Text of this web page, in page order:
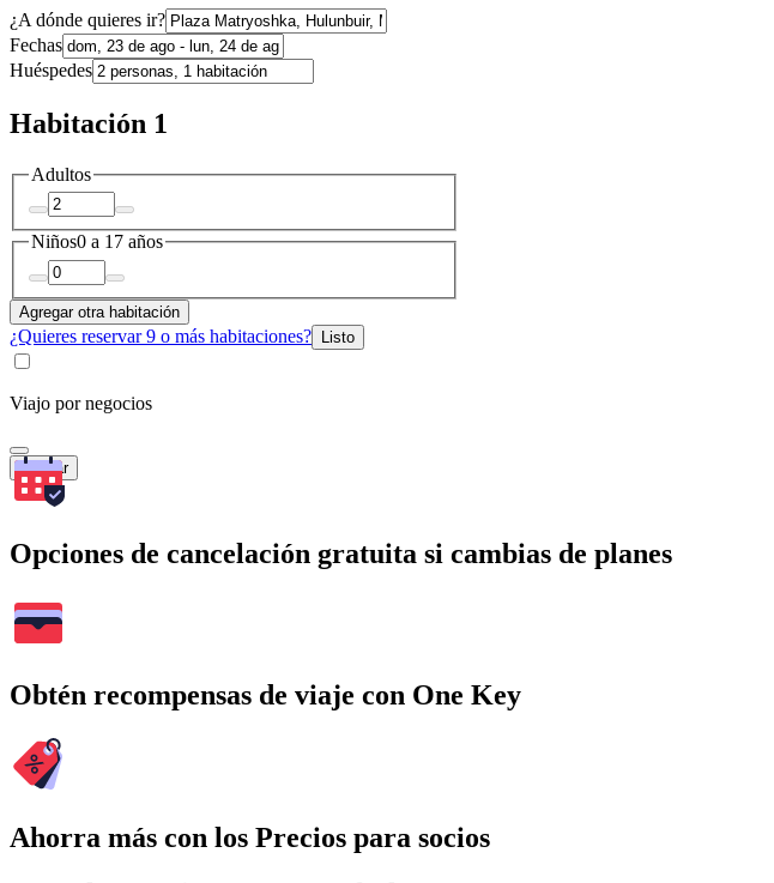
¿A dónde quieres ir?
Fechas
Huéspedes
Habitación 1
Adultos
Niños0 a 17 años
Agregar otra habitación
¿Quieres reservar 9 o más habitaciones? Listo
Viajo por negocios
Buscar
Opciones de cancelación gratuita si cambias de planes
Obtén recompensas de viaje con One Key
Ahorra más con los Precios para socios